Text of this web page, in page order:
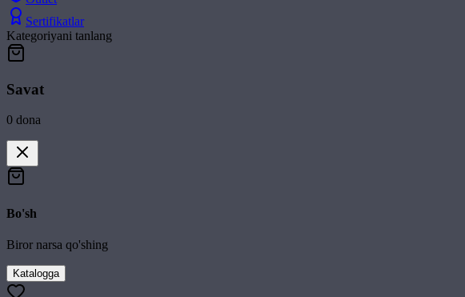
Sertifikatlar
Kategoriyani tanlang
Savat
0 dona
Bo'sh
Biror narsa qo'shing
Katalogga